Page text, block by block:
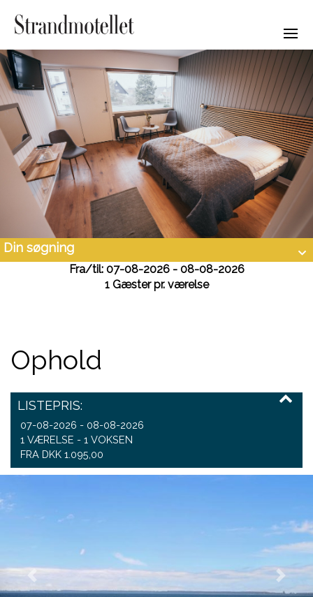
Din søgning
Fra/til: 07-08-2026 - 08-08-2026
1 Gæster pr. værelse
Ophold
LISTEPRIS:
07-08-2026 - 08-08-2026
1 VÆRELSE - 1 VOKSEN
FRA DKK 1.095,00
Previous Next